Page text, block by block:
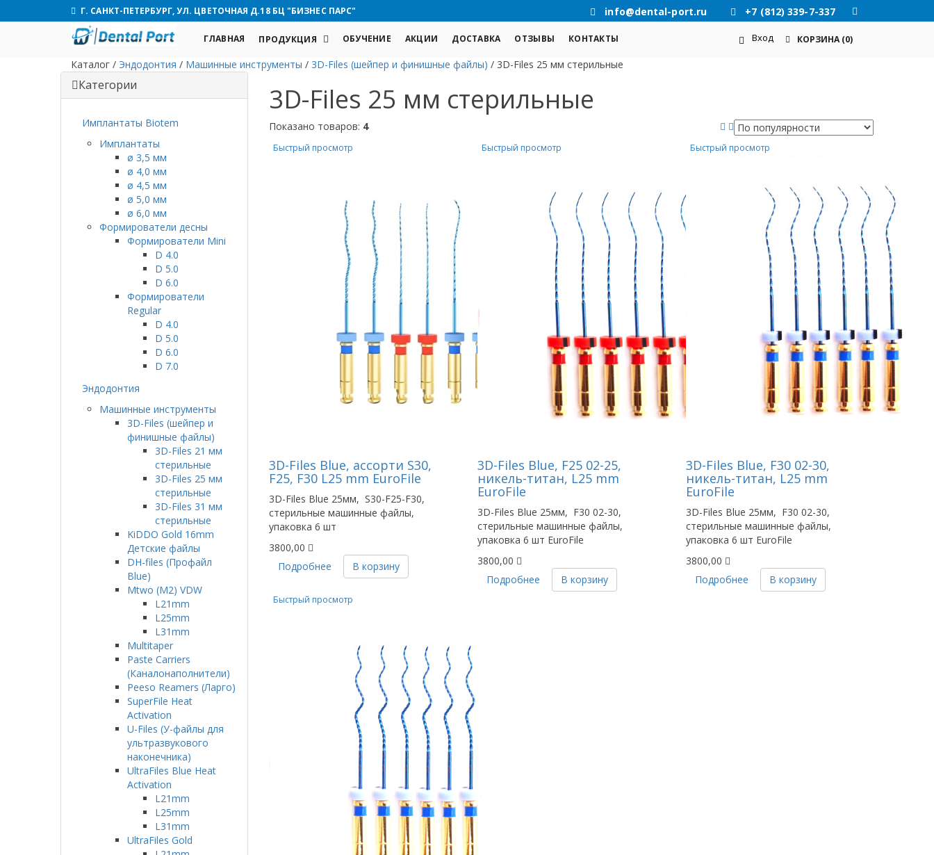
Г. САНКТ-ПЕТЕРБУРГ, УЛ. ЦВЕТОЧНАЯ Д.18 БЦ "БИЗНЕС ПАРС" info@dental-port.ru +7 (812) 339-7-337
ГЛАВНАЯ ПРОДУКЦИЯ ОБУЧЕНИЕ АКЦИИ ДОСТАВКА ОТЗЫВЫ КОНТАКТЫ Вход КОРЗИНА (0)
Каталог / Эндодонтия / Машинные инструменты / 3D-Files (шейпер и финишные файлы) / 3D-Files 25 мм стерильные
Категории
Имплантаты Biotem
Имплантаты
ø 3,5 мм
ø 4,0 мм
ø 4,5 мм
ø 5,0 мм
ø 6,0 мм
Формирователи десны
Формирователи Mini
D 4.0
D 5.0
D 6.0
Формирователи
Regular
D 4.0
D 5.0
D 6.0
D 7.0
Эндодонтия
Машинные инструменты
3D-Files (шейпер и
финишные файлы)
3D-Files 21 мм
стерильные
3D-Files 25 мм
стерильные
3D-Files 31 мм
стерильные
KiDDO Gold 16mm
Детские файлы
DH-files (Профайл
Blue)
Mtwo (M2) VDW
L21mm
L25mm
L31mm
Multitaper
Paste Carriers
(Каналонаполнители)
Peeso Reamers (Ларго)
SuperFile Heat
Activation
U-Files (У-файлы для
ультразвукового
наконечника)
UltraFiles Blue Heat
Activation
L21mm
L25mm
L31mm
UltraFiles Gold
3D-Files 25 мм стерильные
Показано товаров: 4
Быстрый просмотр
3D-Files Blue, ассорти S30,
F25, F30 L25 mm EuroFile
3D-Files Blue 25мм, S30-F25-F30,
стерильные машинные файлы,
упаковка 6 шт
3800,00
Подробнее
В корзину
Быстрый просмотр
3D-Files Blue, F25 02-25,
никель-титан, L25 mm
EuroFile
3D-Files Blue 25мм, F30 02-30,
стерильные машинные файлы,
упаковка 6 шт EuroFile
3800,00
Подробнее
В корзину
Быстрый просмотр
3D-Files Blue, F30 02-30,
никель-титан, L25 mm
EuroFile
3D-Files Blue 25мм, F30 02-30,
стерильные машинные файлы,
упаковка 6 шт EuroFile
3800,00
Подробнее
В корзину
Быстрый просмотр